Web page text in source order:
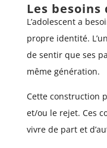
Les besoins
L’adolescent a
propre identité.
de sentir que ses
même génération.
Cette construction
et/ou le rejet. Ces
vivre de part et